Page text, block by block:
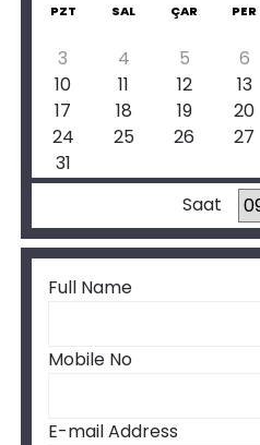
PZT SAL ÇAR PER
3
4 5 6
10
11 12 13
17
18 19 20
24
25 26 27
31
Saat
Full Name
Mobile No
E-mail Address